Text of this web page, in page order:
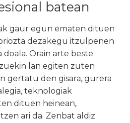
batean
gaur egun ematen dituen
dezakegu itzulpenen
Orain arte beste
lan egiten zuten
gertatu den gisara, gurera
teknologiak
dituen heinean,
ari da. Zenbat aldiz